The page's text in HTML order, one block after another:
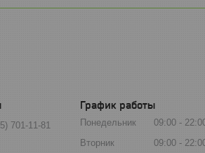
701-11-81
График работы
Понедельник 09:00
Вторник
09:00